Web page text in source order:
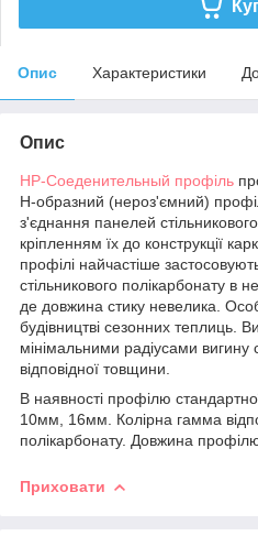
Опис Характеристики
Опис
НР-Соеденительный профіль
Н-образний (нероз'ємний)
з'єднання панелей
кріпленням їх до конструкції
профілі найчастіше
стільникового полікарбонату в
де довжина стику невелика.
будівництві сезонних теплиць.
мінімальними радіусами вигину
відповідної товщини.
В наявності профілю
10мм, 16мм. Колірна гамма
полікарбонату. Довжина
Приховати